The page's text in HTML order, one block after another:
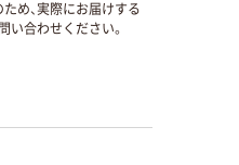
め、実際にお届けする
い合わせください。